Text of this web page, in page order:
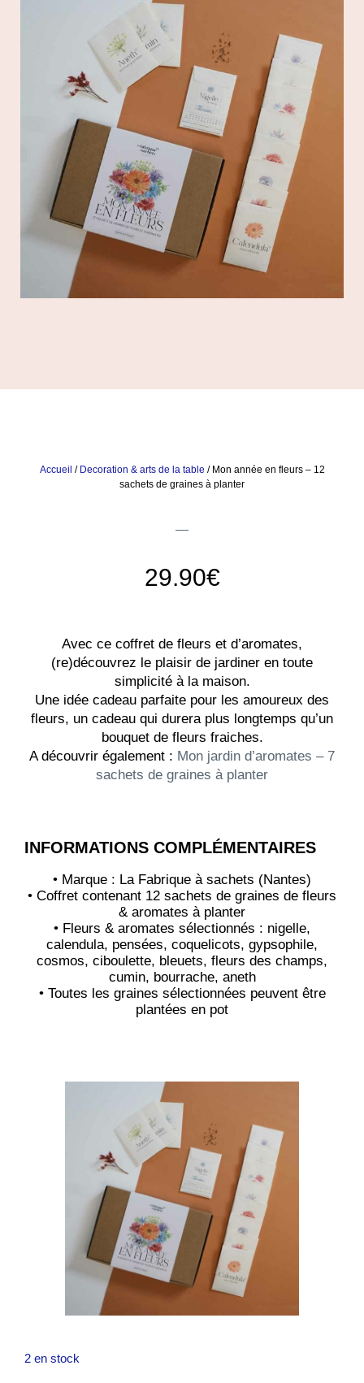
Accueil / Decoration & arts de la table / Mon année en fleurs – 12
sachets de graines à planter
29.90€
Avec ce coffret de fleurs et d’aromates,
(re)découvrez le plaisir de jardiner en toute
simplicité à la maison.
Une idée cadeau parfaite pour les amoureux des
fleurs, un cadeau qui durera plus longtemps qu’un
bouquet de fleurs fraiches.
A découvrir également : Mon jardin d’aromates – 7
sachets de graines à planter
INFORMATIONS COMPLÉMENTAIRES
• Marque : La Fabrique à sachets (Nantes)
• Coffret contenant 12 sachets de graines de fleurs
& aromates à planter
• Fleurs & aromates sélectionnés : nigelle,
calendula, pensées, coquelicots, gypsophile,
cosmos, ciboulette, bleuets, fleurs des champs,
cumin, bourrache, aneth
• Toutes les graines sélectionnées peuvent être
plantées en pot
2 en stock